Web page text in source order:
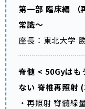
第一部 臨床編 （
常識～
座長：東北大学
脊髄 < 50Gyはも
ない 脊椎再照射
・再照射 脊髄線